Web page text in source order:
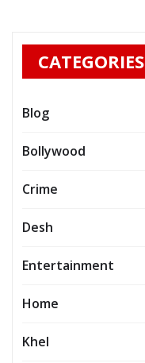
CATEGORIES
Blog
Bollywood
Crime
Desh
Entertainment
Home
Khel